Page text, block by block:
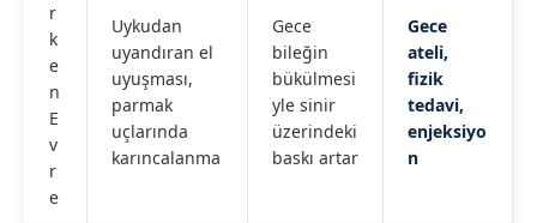
r
k
e
n
E
v
r
e
Uykudan
uyandıran el
uyuşması,
parmak
uçlarında
karıncalanma
Gece
bileğin
bükülmesi
yle sinir
üzerindeki
baskı artar
Gece
ateli,
fizik
tedavi,
enjeksiyo
n